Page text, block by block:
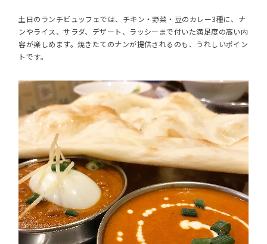
土日のランチビュッフェでは、チキン・野菜・豆のカレー3種に、ナ
ンやライス、サラダ、デザート、ラッシーまで付いた満足度の高い内
容が楽しめます。焼きたてのナンが提供されるのも、うれしいポイン
トです。